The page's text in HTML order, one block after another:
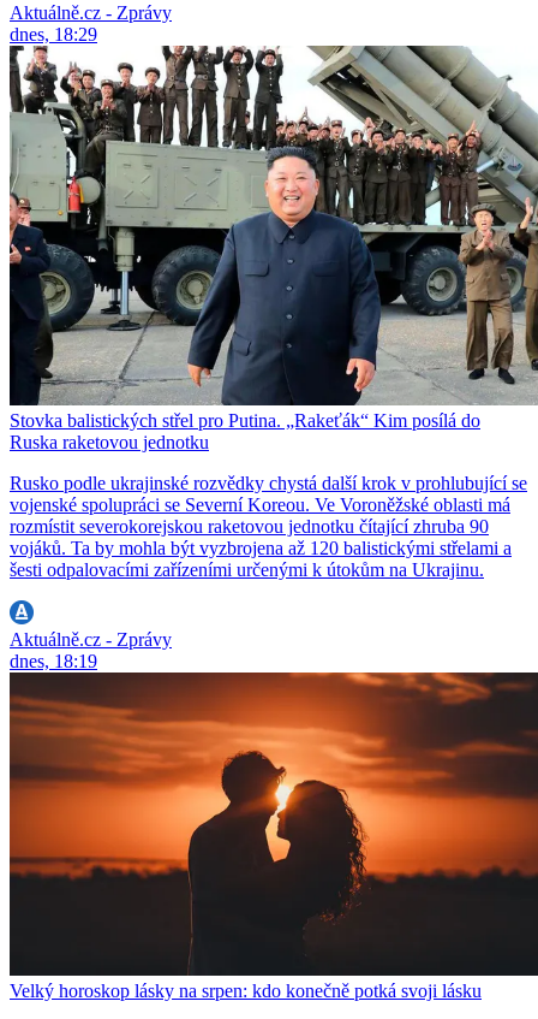
Aktuálně.cz - Zprávy
dnes, 18:29
Stovka balistických střel pro Putina. „Rakeťák“ Kim posílá do
Ruska raketovou jednotku
Rusko podle ukrajinské rozvědky chystá další krok v prohlubující se
vojenské spolupráci se Severní Koreou. Ve Voroněžské oblasti má
rozmístit severokorejskou raketovou jednotku čítající zhruba 90
vojáků. Ta by mohla být vyzbrojena až 120 balistickými střelami a
šesti odpalovacími zařízeními určenými k útokům na Ukrajinu.
Aktuálně.cz - Zprávy
dnes, 18:19
Velký horoskop lásky na srpen: kdo konečně potká svoji lásku